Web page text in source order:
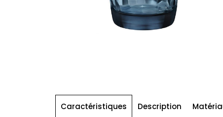
Caractéristiques Description